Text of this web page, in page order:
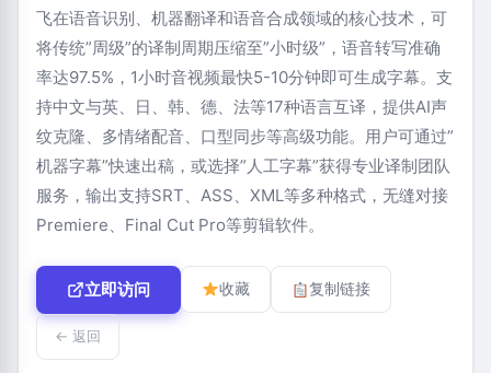
飞在语音识别、机器翻译和语音合成领域的核心技术，可
将传统”周级”的译制周期压缩至”小时级”，语音转写准确
率达97.5%，1小时音视频最快5-10分钟即可生成字幕。支
持中文与英、日、韩、德、法等17种语言互译，提供AI声
纹克隆、多情绪配音、口型同步等高级功能。用户可通过”
机器字幕”快速出稿，或选择”人工字幕”获得专业译制团队
服务，输出支持SRT、ASS、XML等多种格式，无缝对接
Premiere、Final Cut Pro等剪辑软件。
立即访问 收藏 复制链接
← 返回